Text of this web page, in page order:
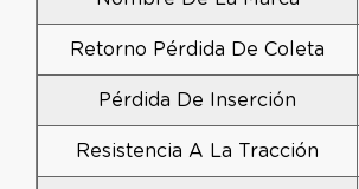
Retorno Pérdida De Coleta
Pérdida De Inserción
Resistencia A La Tracción